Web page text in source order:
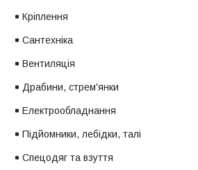
Кріплення
Сантехніка
Вентиляція
Драбини, стрем'янки
Електрообладнання
Підйомники, лебідки, талі
Спецодяг та взуття